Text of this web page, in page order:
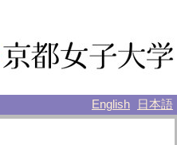
English 日本語